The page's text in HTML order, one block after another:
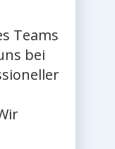
Teams
bei